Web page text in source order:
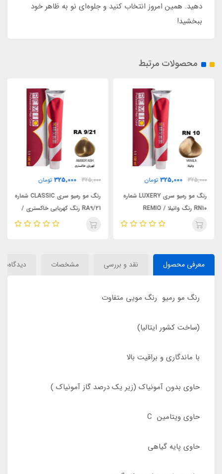
دهید. همین امروز انتخاب کنید و جلوه‌ای نو به ظاهر خود
ببخشید!
محصولات مرتبط
325,000
325,000 تومان
رنگ مو رمیو سری LUXERY شماره
RN10 رنگ وانیلا / REMIO
325,000
325,000 تومان
رنگ مو رمیو سری CLASSIC شماره
RA9/21 رنگ کهربایی خاکستری /
REMIO
معرفی محصول نقد و بررسی مشخصات دیدگاه‌ها
رنگ مو رمیو رنگ مویی متفاوت
(ساخت کشور ایتالیا)
با ماندگاری و براقیت بالا
حاوی بدون آمونیاک (زیر یک درصد گاز آمونیاک )
حاوی ویتامین C
حاوی پایه گیاهی